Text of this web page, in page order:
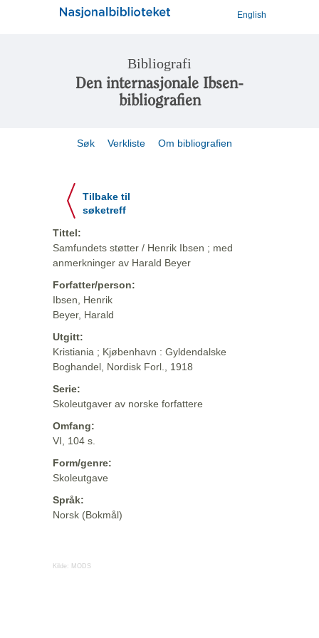
English
Bibliografi
Den internasjonale Ibsen-
bibliografien
Søk Verkliste Om bibliografien
Tilbake til
søketreff
Tittel:
Samfundets støtter / Henrik Ibsen ; med
anmerkninger av Harald Beyer
Forfatter/person:
Ibsen, Henrik
Beyer, Harald
Utgitt:
Kristiania ; Kjøbenhavn : Gyldendalske
Boghandel, Nordisk Forl., 1918
Serie:
Skoleutgaver av norske forfattere
Omfang:
VI, 104 s.
Form/genre:
Skoleutgave
Språk:
Norsk (Bokmål)
Kilde: MODS